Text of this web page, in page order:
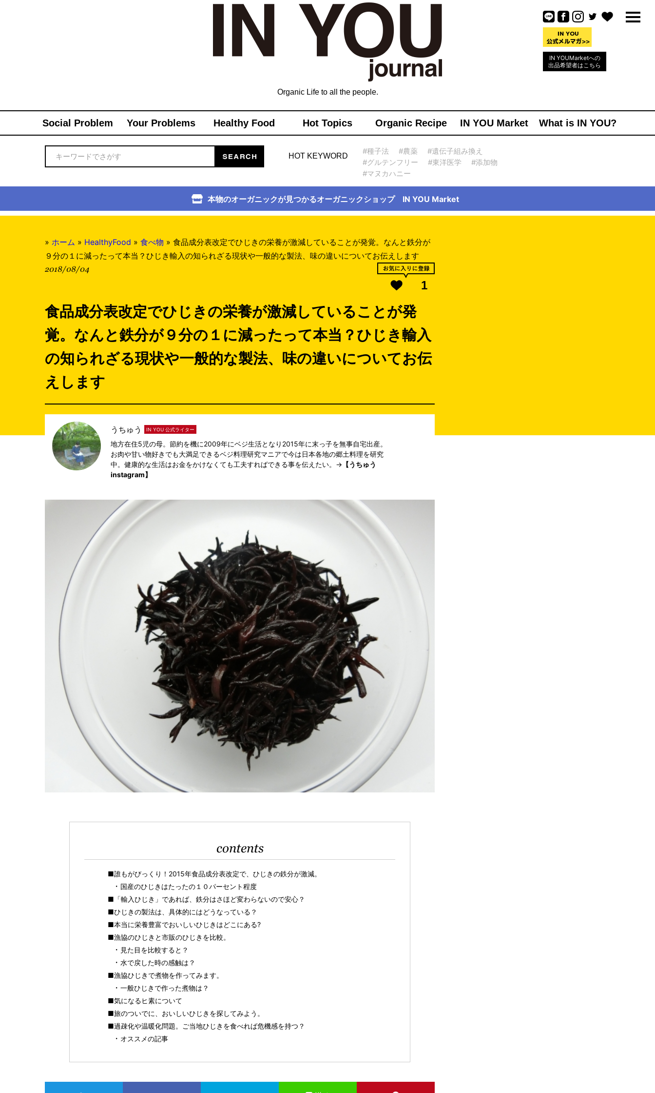
IN YOUMarketへの
出品希望者はこちら
Organic Life to all the people.
Social Problem Your Problems Healthy Food Hot Topics Organic Recipe IN YOU Market What is IN YOU?
HOT KEYWORD
#種子法 #農薬
#遺伝子組み換え
#グルテンフリー
#東洋医学
#添加物
#マヌカハニー
本物のオーガニックが見つかるオーガニックショップ IN YOU Market
» ホーム » HealthyFood » 食べ物 » 食品成分表改定でひじきの栄養が激減していることが発覚。なんと鉄分が
９分の１に減ったって本当？ひじき輸入の知られざる現状や一般的な製法、味の違いについてお伝えします
2018/08/04
1
食品成分表改定でひじきの栄養が激減していることが発
覚。なんと鉄分が９分の１に減ったって本当？ひじき輸入
の知られざる現状や一般的な製法、味の違いについてお伝
えします
うちゅう IN YOU 公式ライター
地方在住5児の母。節約を機に2009年にベジ生活となり2015年に末っ子を無事自宅出産。
お肉や甘い物好きでも大満足できるベジ料理研究マニアで今は日本各地の郷土料理を研究
中。健康的な生活はお金をかけなくても工夫すればできる事を伝えたい。→ 【うちゅう
instagram】
contents
■誰もがびっくり！2015年食品成分表改定で、ひじきの鉄分が激減。
国産のひじきはたったの１０パーセント程度
■「輸入ひじき」であれば、鉄分はさほど変わらないので安心？
■ひじきの製法は、具体的にはどうなっている？
■本当に栄養豊富でおいしいひじきはどこにある?
■漁協のひじきと市販のひじきを比較。
見た目を比較すると？
水で戻した時の感触は？
■漁協ひじきで煮物を作ってみます。
一般ひじきで作った煮物は？
■気になるヒ素について
■旅のついでに、おいしいひじきを探してみよう。
■過疎化や温暖化問題。ご当地ひじきを食べれば危機感を持つ？
オススメの記事